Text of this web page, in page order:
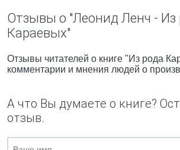
Отзывы о "Леонид Ленч - Из
Караевых"
Отзывы читателей о книге "Из рода
комментарии и мнения людей о
А что Вы думаете о книге?
отзыв.